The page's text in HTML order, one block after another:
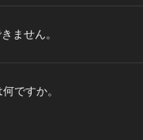
ません。
ですか。